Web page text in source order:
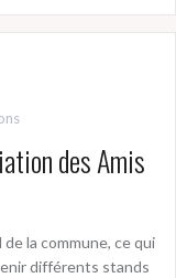
des Amis
la commune, ce qui
différents stands